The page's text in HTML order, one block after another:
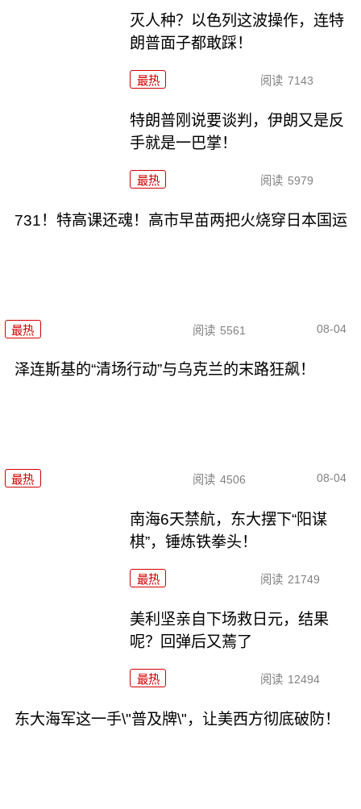
灭人种？以色列这波操作，连特
朗普面子都敢踩！
最热 阅读 7143
特朗普刚说要谈判，伊朗又是反
手就是一巴掌！
最热 阅读 5979
731！特高课还魂！高市早苗两把火烧穿日本国运
最热 阅读 5561 08-04
泽连斯基的“清场行动”与乌克兰的末路狂飙！
最热 阅读 4506 08-04
南海6天禁航，东大摆下“阳谋
棋”，锤炼铁拳头！
最热 阅读 21749
美利坚亲自下场救日元，结果
呢？回弹后又蔫了
最热 阅读 12494
东大海军这一手\"普及牌\"，让美西方彻底破防！